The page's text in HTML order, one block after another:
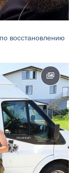
восстановлению